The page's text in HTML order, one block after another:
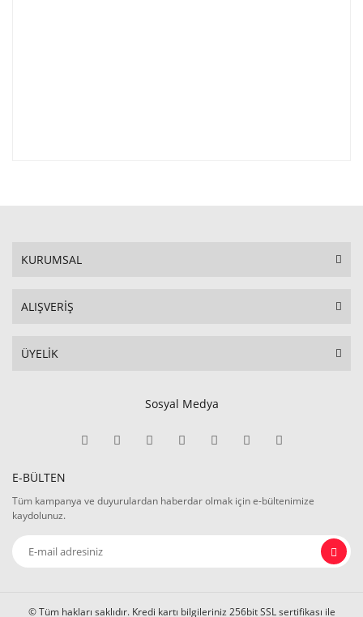
KURUMSAL
ALIŞVERİŞ
ÜYELİK
Sosyal Medya
E-BÜLTEN
Tüm kampanya ve duyurulardan haberdar olmak için e-bültenimize
kaydolunuz.
© Tüm hakları saklıdır. Kredi kartı bilgileriniz 256bit SSL sertifikası ile